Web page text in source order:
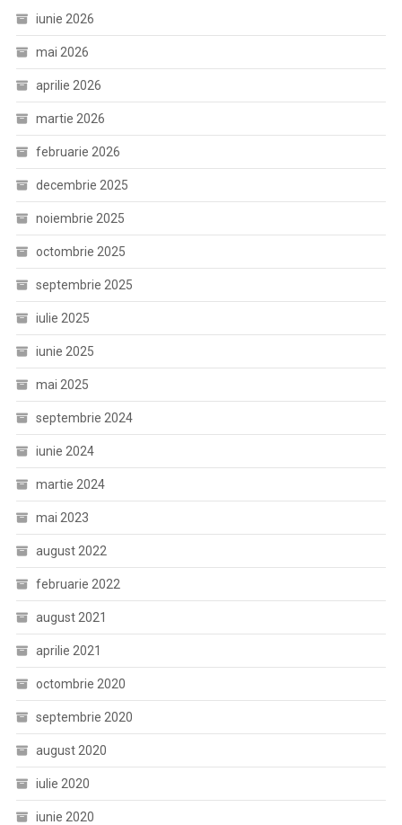
iunie 2026
mai 2026
aprilie 2026
martie 2026
februarie 2026
decembrie 2025
noiembrie 2025
octombrie 2025
septembrie 2025
iulie 2025
iunie 2025
mai 2025
septembrie 2024
iunie 2024
martie 2024
mai 2023
august 2022
februarie 2022
august 2021
aprilie 2021
octombrie 2020
septembrie 2020
august 2020
iulie 2020
iunie 2020